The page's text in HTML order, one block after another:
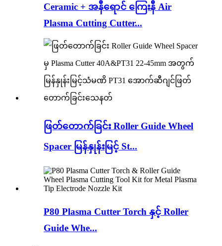
Ceramic + အနီရောင် ကြေးနီ Air
Plasma Cutting Cutter...
ဖြတ်တောက်ခြင်း Roller Guide Wheel
Spacer မြန်နှုန်းမြင့် St...
P80 Plasma Cutter Torch နှင့် Roller
Guide Whe...